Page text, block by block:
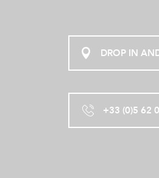
DROP IN
+33 (0)5 62